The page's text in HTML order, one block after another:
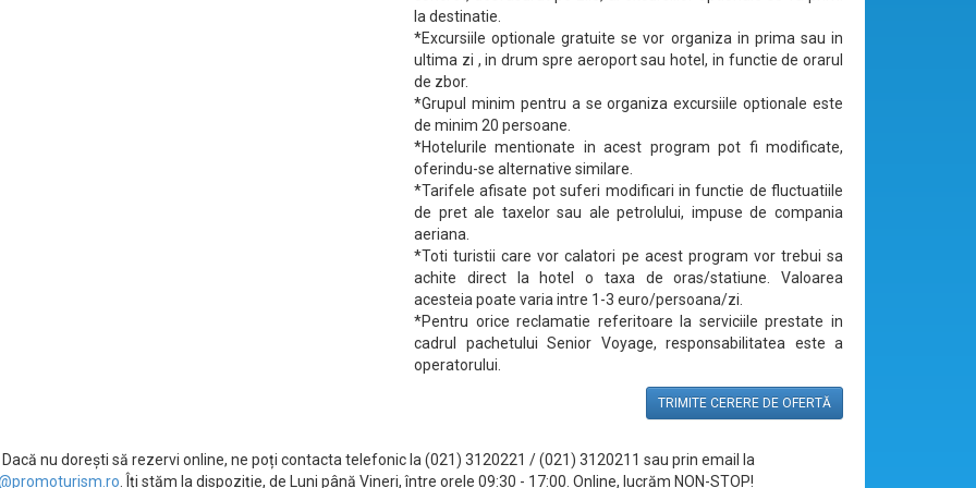
la destinatie.
*Excursiile optionale gratuite se vor organiza in prima sau in
ultima zi , in drum spre aeroport sau hotel, in functie de orarul
de zbor.
*Grupul minim pentru a se organiza excursiile optionale este
de minim 20 persoane.
*Hotelurile mentionate in acest program pot fi modificate,
oferindu-se alternative similare.
*Tarifele afisate pot suferi modificari in functie de fluctuatiile
de pret ale taxelor sau ale petrolului, impuse de compania
aeriana.
*Toti turistii care vor calatori pe acest program vor trebui sa
achite direct la hotel o taxa de oras/statiune. Valoarea
acesteia poate varia intre 1-3 euro/persoana/zi.
*Pentru orice reclamatie referitoare la serviciile prestate in
cadrul pachetului Senior Voyage, responsabilitatea este a
operatorului.
TRIMITE CERERE DE OFERTĂ
Dacă nu dorești să rezervi online, ne poți contacta telefonic la (021) 3120221 / (021) 3120211 sau prin email la
. Îți stăm la dispoziție, de Luni până Vineri, între orele 09:30 - 17:00. Online, lucrăm NON-STOP!